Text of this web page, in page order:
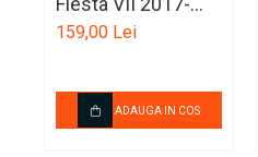
Ornamente Toba Auto
Plasa elastica & Organizator
prezent Frogum
159,00 Lei
ADAUGA IN COS